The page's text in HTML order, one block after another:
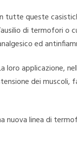
tutte queste
di termofori o
ed
loro applicazione,
dei
linea di